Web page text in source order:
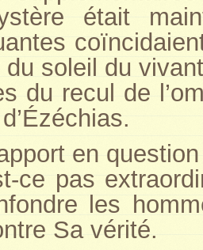
était
du soleil du
du recul de
en
ce pas
les
Sa vérité.